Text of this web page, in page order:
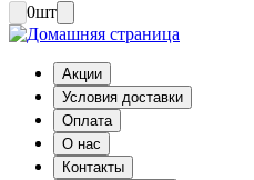
0шт
Акции
Условия доставки
Оплата
О нас
Контакты